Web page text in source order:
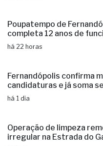
Poupatempo de
completa 12 anos de
há 22 horas
Fernandópolis confirma
candidaturas e já soma
há 1 dia
Operação de limpeza
irregular na Estrada do